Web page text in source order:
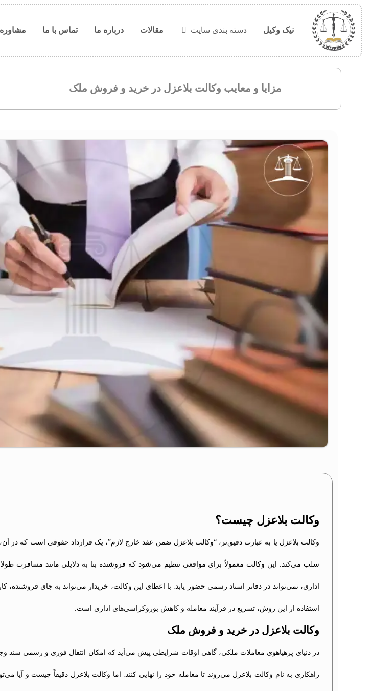
نیک وکیل دسته بندی سایت مقالات درباره ما تماس با ما مشاوره
مزایا و معایب وکالت بلاعزل در خرید و فروش ملک
وکالت بلاعزل چیست؟
وکالت بلاعزل یا به عبارت دقیق‌تر، “وکالت بلاعزل ضمن عقد خارج لازم”، یک قرارداد حقوقی است که در
سلب می‌کند. این وکالت معمولاً برای مواقعی تنظیم می‌شود که فروشنده بنا به دلایلی مانند مسافرت
اداری، نمی‌تواند در دفاتر اسناد رسمی حضور یابد. با اعطای این وکالت، خریدار می‌تواند به جای فروشنده،
استفاده از این روش، تسریع در فرآیند معامله و کاهش بوروکراسی‌های اداری است.
وکالت بلاعزل در خرید و فروش ملک
در دنیای پرهیاهوی معاملات ملکی، گاهی اوقات شرایطی پیش می‌آید که امکان انتقال فوری و رسمی سند
راهکاری به نام وکالت بلاعزل می‌روند تا معامله خود را نهایی کنند. اما وکالت بلاعزل دقیقاً چیست و آیا